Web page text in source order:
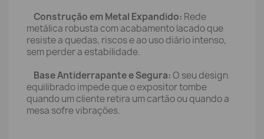
Construção em Metal Expandido: Rede
metálica robusta com acabamento lacado que
resiste a quedas, riscos e ao uso diário intenso,
sem perder a estabilidade.
Base Antiderrapante e Segura:O seu design
equilibrado impede que o expositor tombe
quando um cliente retira um cartão ou quando a
mesa sofre vibrações.